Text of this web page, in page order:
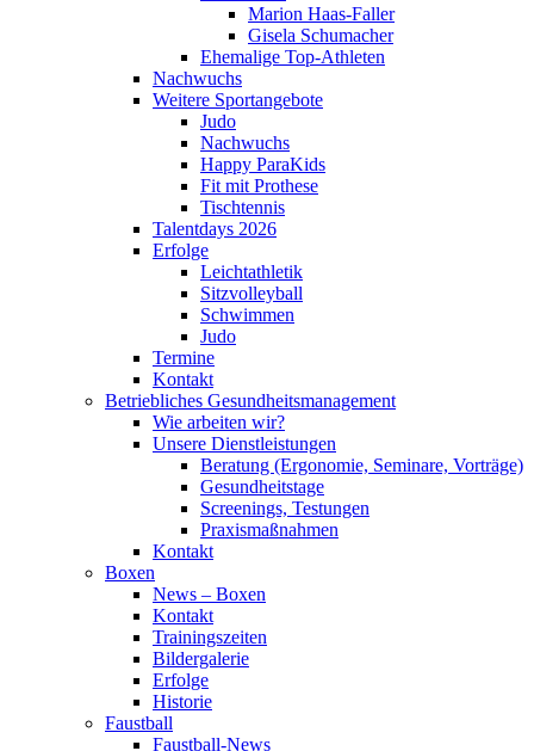
Marion Haas-Faller
Gisela Schumacher
Ehemalige Top-Athleten
Nachwuchs
Weitere Sportangebote
Judo
Nachwuchs
Happy ParaKids
Fit mit Prothese
Tischtennis
Talentdays 2026
Erfolge
Leichtathletik
Sitzvolleyball
Schwimmen
Judo
Termine
Kontakt
Betriebliches Gesundheits­management
Wie arbeiten wir?
Unsere Dienstleistungen
Beratung (Ergonomie, Seminare, Vorträge)
Gesundheitstage
Screenings, Testungen
Praxismaßnahmen
Kontakt
Boxen
News – Boxen
Kontakt
Trainingszeiten
Bildergalerie
Erfolge
Historie
Faustball
Faustball-News